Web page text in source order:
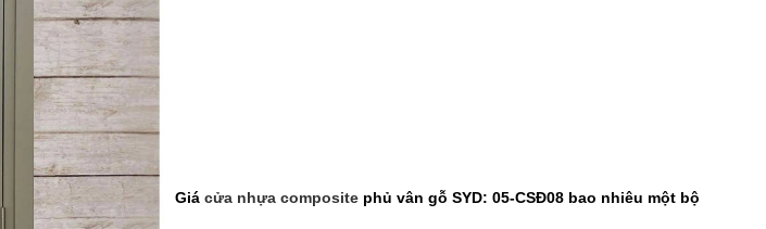
Giá cửa nhựa composite phủ vân gỗ SYD: 05-CSĐ08 bao nhiêu một bộ